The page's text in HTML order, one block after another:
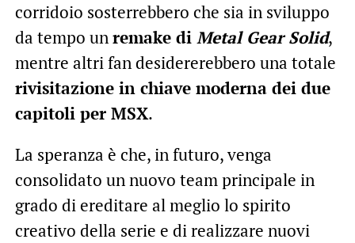
corridoio sosterrebbero che sia in sviluppo
da tempo unremake di Metal Gear Solid,
mentre altri fan desidererebbero una totale
rivisitazione in chiave moderna dei due
capitoli per MSX.
La speranza è che, in futuro, venga
consolidato un nuovo team principale in
grado di ereditare al meglio lo spirito
creativo della serie e di realizzare nuovi